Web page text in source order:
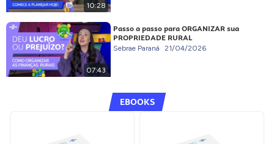
10:28
07:43
Passo a passo para ORGANIZAR sua
PROPRIEDADE RURAL
Sebrae Paraná 21/04/2026
EBOOKS